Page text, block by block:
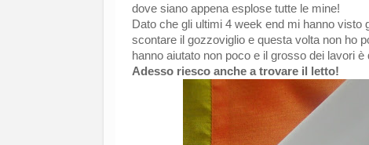
dove siano appena esplose tutte le mine!
Dato che gli ultimi 4 week end mi hanno visto
scontare il gozzoviglio e questa volta non ho
hanno aiutato non poco e il grosso dei lavori è
Adesso riesco anche a trovare il letto!